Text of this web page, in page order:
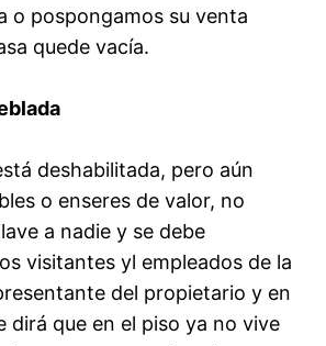
o pospongamos su venta
quede vacía.
deshabilitada, pero aún
o enseres de valor, no
a nadie y se debe
visitantes yl empleados de la
del propietario y en
dirá que en el piso ya no vive